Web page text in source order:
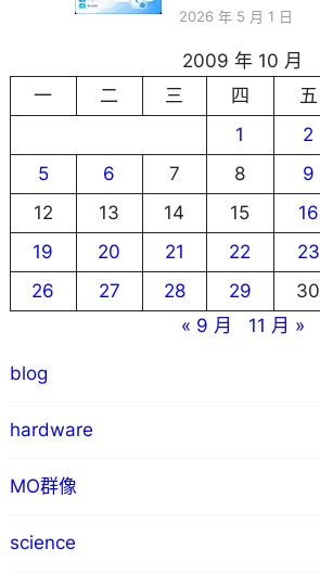
2026 年 5 月 1 日
2009 年 10 月
一
二 三 四 五
1
2
5
6 7 8 9
12
13 14 15 16
19
20 21 22 23
26
27 28 29 30
« 9 月
11 月 »
blog
hardware
MO群像
science